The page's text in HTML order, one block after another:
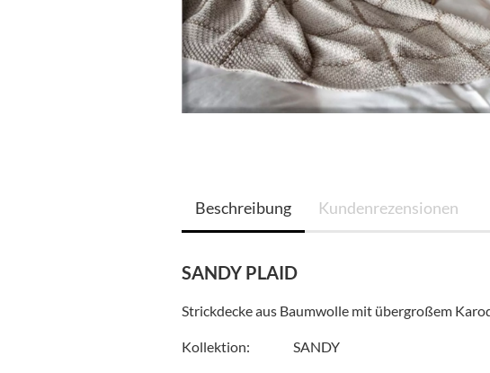
Beschreibung Kundenrezensionen
SANDY PLAID
Strickdecke aus Baumwolle mit übergroßem
Kollektion: SANDY